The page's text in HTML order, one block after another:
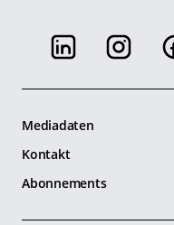
Mediadaten
Kontakt
Abonnements